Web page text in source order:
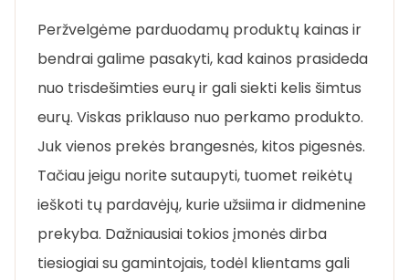
Peržvelgėme parduodamų produktų kainas ir
bendrai galime pasakyti, kad kainos prasideda
nuo trisdešimties eurų ir gali siekti kelis šimtus
eurų. Viskas priklauso nuo perkamo produkto.
Juk vienos prekės brangesnės, kitos pigesnės.
Tačiau jeigu norite sutaupyti, tuomet reikėtų
ieškoti tų pardavėjų, kurie užsiima ir didmenine
prekyba. Dažniausiai tokios įmonės dirba
tiesiogiai su gamintojais, todėl klientams gali